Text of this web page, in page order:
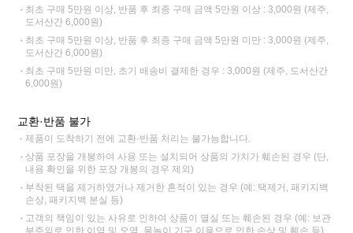
최초 구매 5만원 이상, 반품 후 최종 구매 금액 5만원 이상 : 3,000원 (제주,
도서산간 6,000원)
최초 구매 5만원 이상, 반품 후 최종 구매 금액 5만원 미만 : 3,000원 (제주,
도서산간 6,000원)
최초 구매 5만원 미만, 초기 배송비 결제한 경우 : 3,000원 (제주, 도서산간
6,000원)
교환·반품 불가
제품이 도착하기 전에 교환·반품 처리는 불가능합니다.
상품 포장을 개봉하여 사용 또는 설치되어 상품의 가치가 훼손된 경우 (단,
내용 확인을 위한 포장 개봉의 경우 제외)
부착된 택을 제거하였거나 제거한 흔적이 있는 경우 (예: 택제거, 패키지백
손상, 패키지백 분실 등)
고객의 책임이 있는 사유로 인하여 상품이 멸실 또는 훼손된 경우 (예: 보관